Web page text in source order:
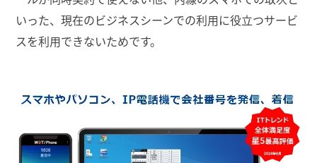
いった、現在のビジネスシーンでの利用に役立つサービ
スを利用できないためです。